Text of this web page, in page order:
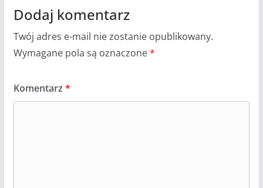
Dodaj komentarz
Twój adres e-mail nie zostanie opublikowany.
Wymagane pola są oznaczone*
Komentarz *